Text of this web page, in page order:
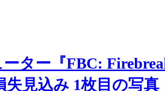
ター『FBC:
見込み 1枚目の写真